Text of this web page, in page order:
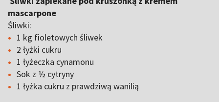
mascarpone
Śliwki:
1 kg fioletowych śliwek
2 łyżki cukru
1 łyżeczka cynamonu
Sok z ½ cytryny
1 łyżka cukru z prawdziwą wanilią